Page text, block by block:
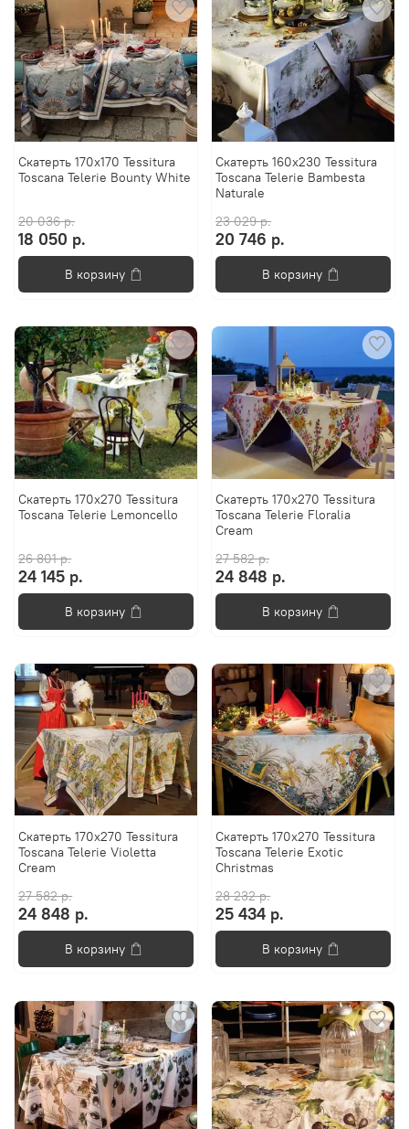
Скатерть 170x170 Tessitura
Toscana Telerie Bounty White
20 036 р.
18 050 р.
В корзину
Скатерть 160x230 Tessitura
Toscana Telerie Bambesta
Naturale
23 029 р.
20 746 р.
В корзину
Скатерть 170х270 Tessitura
Toscana Telerie Lemoncello
26 801 р.
24 145 р.
В корзину
Скатерть 170x270 Tessitura
Toscana Telerie Floralia
Cream
27 582 р.
24 848 р.
В корзину
Скатерть 170x270 Tessitura
Toscana Telerie Violetta
Cream
27 582 р.
24 848 р.
В корзину
Скатерть 170x270 Tessitura
Toscana Telerie Exotic
Christmas
28 232 р.
25 434 р.
В корзину